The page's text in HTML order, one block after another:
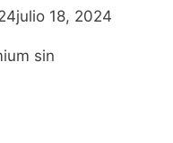
julio 18, 2024
sin